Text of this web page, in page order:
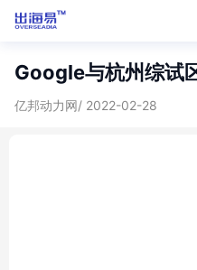
Google与杭州综试
亿邦动力网/ 2022-02-28